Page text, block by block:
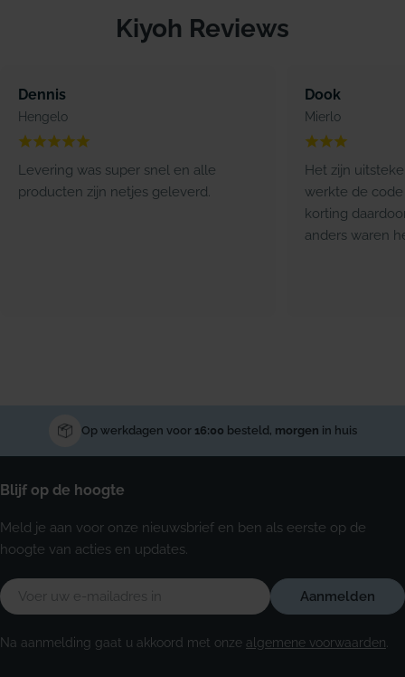
Kiyoh Reviews
Dennis
Hengelo
Levering was super snel en alle
producten zijn netjes geleverd.
Dook
Mierlo
Het zijn
werkte de code
korting
anders waren
Op werkdagen voor 16:00 besteld, morgen in huis
Blijf op de hoogte
Meld je aan voor onze nieuwsbrief en ben als eerste op de
hoogte van acties en updates.
E-
mail
Aanmelden
Na aanmelding gaat u akkoord met onze algemene voorwaarden